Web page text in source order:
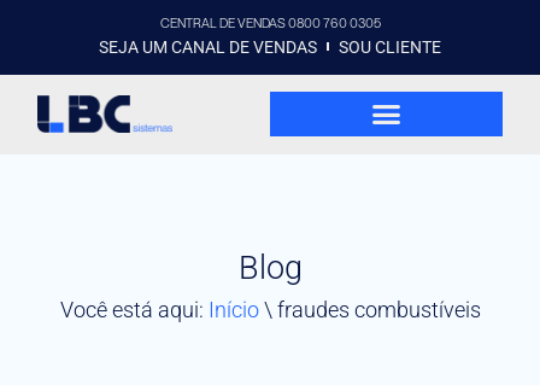
CENTRAL DE VENDAS 0800 760 0305
SEJA UM CANAL DE VENDAS SOU CLIENTE
Blog
Você está aqui: Início\ fraudes combustíveis